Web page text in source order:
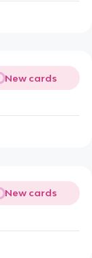
New cards
New cards